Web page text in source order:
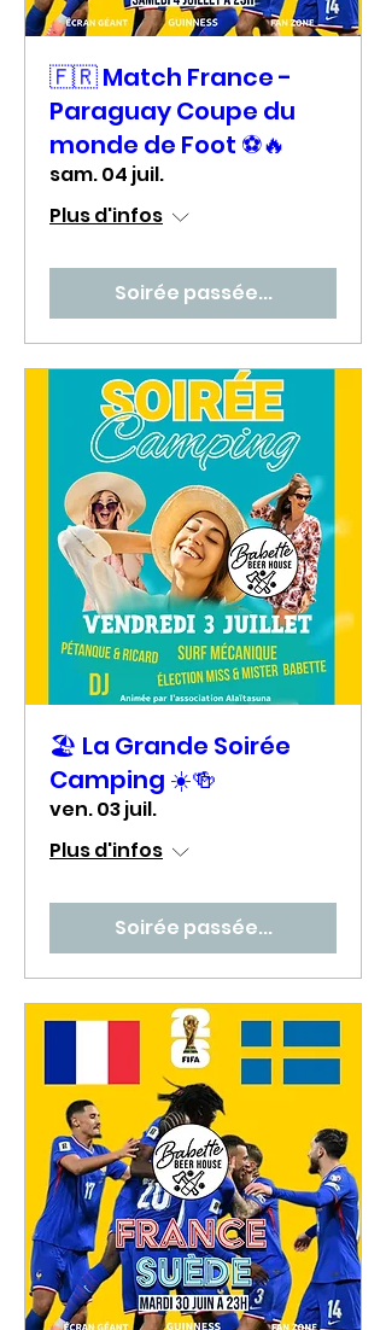
🇫🇷 Match France -
Paraguay Coupe du
monde de Foot ⚽🔥
sam. 04 juil.
Plus d'infos
Soirée passée...
🏖️ La Grande Soirée
Camping ☀️🍻
ven. 03 juil.
Plus d'infos
Soirée passée...